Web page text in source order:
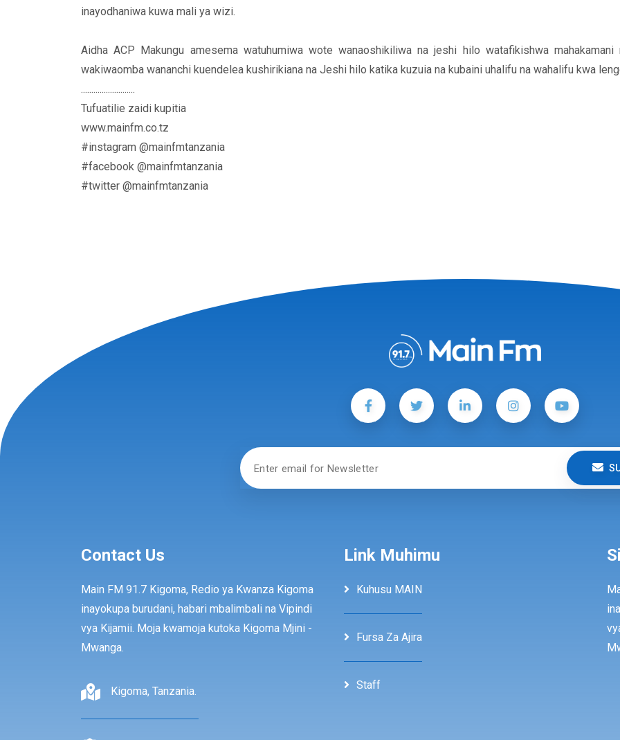
inayodhaniwa kuwa mali ya wizi.
Aidha ACP Makungu amesema watuhumiwa wote wanaoshikiliwa na jeshi hilo watafikishwa
wakiwaomba wananchi kuendelea kushirikiana na Jeshi hilo katika kuzuia na kubaini uhalifu na wahalifu kwa
..........................
Tufuatilie zaidi kupitia
www.mainfm.co.tz
#instagram @mainfmtanzania
#facebook @mainfmtanzania
#twitter @mainfmtanzania
Contact Us
Main FM 91.7 Kigoma, Redio ya Kwanza Kigoma
inayokupa burudani, habari mbalimbali na Vipindi
vya Kijamii. Moja kwamoja kutoka Kigoma Mjini -
Mwanga.
Kigoma, Tanzania.
Link Muhimu
Kuhusu MAIN
Fursa Za Ajira
Staff